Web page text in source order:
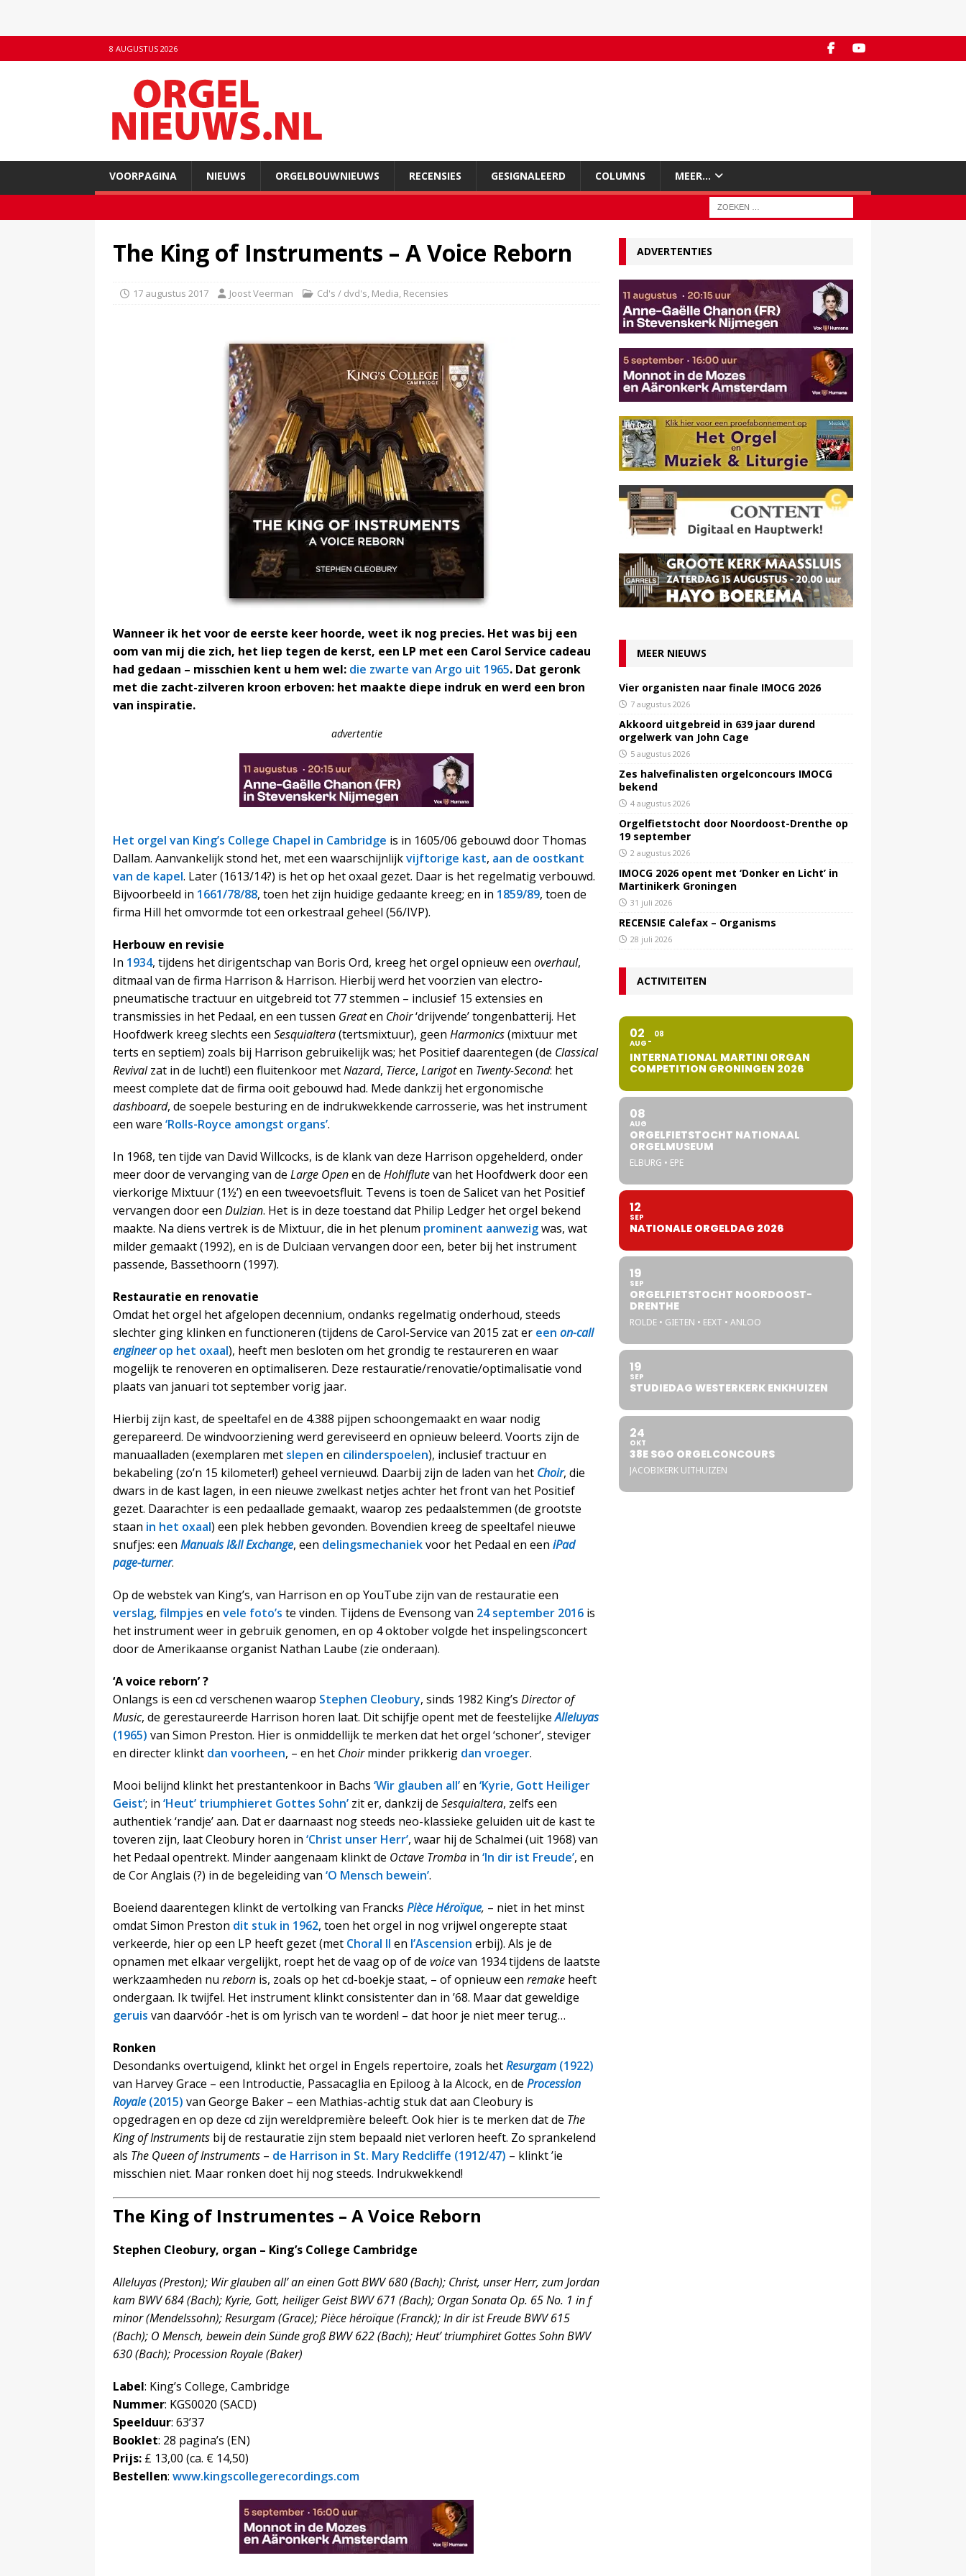
8 AUGUSTUS 2026
VOORPAGINA NIEUWS ORGELBOUWNIEUWS RECENSIES GESIGNALEERD COLUMNS MEER…
The King of Instruments – A Voice Reborn
17 augustus 2017 Joost Veerman Cd's / dvd's, Media, Recensies
Wanneer ik het voor de eerste keer hoorde, weet ik nog precies. Het was bij een
oom van mij die zich, het liep tegen de kerst, een LP met een Carol Service cadeau
had gedaan – misschien kent u hem wel: die zwarte van Argo uit 1965. Dat geronk
met die zacht-zilveren kroon erboven: het maakte diepe indruk en werd een bron
van inspiratie.
advertentie
Het orgel van King’s College Chapel in Cambridge is in 1605/06 gebouwd door Thomas
Dallam. Aanvankelijk stond het, met een waarschijnlijkvijftorige kast, aan de oostkant
van de kapel. Later (1613/14?) is het op het oxaal gezet. Daar is het regelmatig verbouwd.
Bijvoorbeeld in 1661/78/88, toen het zijn huidige gedaante kreeg; en in 1859/89, toen de
firma Hill het omvormde tot een orkestraal geheel (56/IVP).
Herbouw en revisie
In 1934, tijdens het dirigentschap van Boris Ord, kreeg het orgel opnieuw een overhaul,
ditmaal van de firma Harrison & Harrison. Hierbij werd het voorzien van electro-
pneumatische tractuur en uitgebreid tot 77 stemmen – inclusief 15 extensies en
transmissies in het Pedaal, en een tussen Greaten Choir‘drijvende’ tongenbatterij. Het
Hoofdwerk kreeg slechts een Sesquialtera(tertsmixtuur), geen Harmonics(mixtuur met
terts en septiem) zoals bij Harrison gebruikelijk was; het Positief daarentegen (de Classical
Revivalzat in de lucht!) een fluitenkoor metNazard, Tierce, Larigoten Twenty-Second: het
meest complete dat de firma ooit gebouwd had. Mede dankzij het ergonomische
dashboard, de soepele besturing en de indrukwekkende carrosserie, was het instrument
een ware ‘Rolls-Royce amongst organs’.
In 1968, ten tijde van David Willcocks, is de klank van deze Harrison opgehelderd, onder
meer door de vervanging van de Large Openen de Hohlflutevan het Hoofdwerk door een
vierkorige Mixtuur (1½’) en een tweevoetsfluit. Tevens is toen de Salicet van het Positief
vervangen door een Dulzian. Het is in deze toestand dat Philip Ledger het orgel bekend
maakte. Na diens vertrek is de Mixtuur, die in het plenum prominent aanwezigwas, wat
milder gemaakt (1992), en is de Dulciaan vervangen door een, beter bij het instrument
passende, Bassethoorn (1997).
Restauratie en renovatie
Omdat het orgel het afgelopen decennium, ondanks regelmatig onderhoud, steeds
slechter ging klinken en functioneren (tijdens de Carol-Service van 2015 zat er een on-call
engineerop het oxaal), heeft men besloten om het grondig te restaureren en waar
mogelijk te renoveren en optimaliseren. Deze restauratie/renovatie/optimalisatie vond
plaats van januari tot september vorig jaar.
Hierbij zijn kast, de speeltafel en de 4.388 pijpen schoongemaakt en waar nodig
gerepareerd. De windvoorziening werd gereviseerd en opnieuw beleerd. Voorts zijn de
manuaalladen (exemplaren met slepen en cilinderspoelen), inclusief tractuur en
bekabeling (zo’n 15 kilometer!) geheel vernieuwd. Daarbij zijn de laden van het Choir, die
dwars in de kast lagen, in een nieuwe zwelkast netjes achter het front van het Positief
gezet. Daarachter is een pedaallade gemaakt, waarop zes pedaalstemmen (de grootste
staan in het oxaal) een plek hebben gevonden. Bovendien kreeg de speeltafel nieuwe
snufjes: een Manuals I&II Exchange, een delingsmechaniekvoor het Pedaal en een iPad
page-turner.
Op de webstek van King’s, van Harrison en op YouTube zijn van de restauratie een
verslag, filmpjes en vele foto’s te vinden. Tijdens de Evensong van 24 september 2016 is
het instrument weer in gebruik genomen, en op 4 oktober volgde het inspelingsconcert
door de Amerikaanse organist Nathan Laube (zie onderaan).
‘A voice reborn’ ?
Onlangs is een cd verschenen waarop Stephen Cleobury, sinds 1982 King’s Director of
Music, de gerestaureerde Harrison horen laat. Dit schijfje opent met de feestelijkeAlleluyas
(1965) van Simon Preston. Hier is onmiddellijk te merken dat het orgel ‘schoner’, steviger
en directer klinkt dan voorheen, – en het Choirminder prikkerig dan vroeger.
Mooi belijnd klinkt het prestantenkoor in Bachs ‘Wir glauben all’en ‘Kyrie, Gott Heiliger
Geist’; in ‘Heut’ triumphieret Gottes Sohn’ zit er, dankzij de Sesquialtera, zelfs een
authentiek ‘randje’ aan. Dat er daarnaast nog steeds neo-klassieke geluiden uit de kast te
toveren zijn, laat Cleobury horen in ‘Christ unser Herr’, waar hij de Schalmei (uit 1968) van
het Pedaal opentrekt. Minder aangenaam klinkt de Octave Tromba in ‘In dir ist Freude’, en
de Cor Anglais (?) in de begeleiding van ‘O Mensch bewein’.
Boeiend daarentegen klinkt de vertolking van Francks Pièce Héroïque, – niet in het minst
omdat Simon Preston dit stuk in 1962, toen het orgel in nog vrijwel ongerepte staat
verkeerde, hier op een LP heeft gezet (met Choral II en l’Ascension erbij). Als je de
opnamen met elkaar vergelijkt, roept het de vaag op of de voicevan 1934 tijdens de laatste
werkzaamheden nu reborn is, zoals op het cd-boekje staat, – of opnieuw een remake heeft
ondergaan. Ik twijfel. Het instrument klinkt consistenter dan in ’68. Maar dat geweldige
geruis van daarvóór -het is om lyrisch van te worden! – dat hoor je niet meer terug…
Ronken
Desondanks overtuigend, klinkt het orgel in Engels repertoire, zoals hetResurgam (1922)
van Harvey Grace – een Introductie, Passacaglia en Epiloog à la Alcock, en de Procession
Royale (2015) van George Baker – een Mathias-achtig stuk dat aan Cleobury is
opgedragen en op deze cd zijn wereldpremière beleeft. Ook hier is te merken dat de The
King of Instruments bij de restauratie zijn stem bepaald niet verloren heeft. Zo sprankelend
als The Queen of Instruments – de Harrison in St. Mary Redcliffe (1912/47) – klinkt ’ie
misschien niet. Maar ronken doet hij nog steeds. Indrukwekkend!
The King of Instrumentes – A Voice Reborn
Stephen Cleobury, organ – King’s College Cambridge
Alleluyas (Preston); Wir glauben all’ an einen Gott BWV 680 (Bach); Christ, unser Herr, zum Jordan
kam BWV 684 (Bach); Kyrie, Gott, heiliger Geist BWV 671 (Bach); Organ Sonata Op. 65 No. 1 in f
minor (Mendelssohn); Resurgam (Grace); Pièce héroïque (Franck); In dir ist Freude BWV 615
(Bach); O Mensch, bewein dein Sünde groß BWV 622 (Bach); Heut’ triumphiret Gottes Sohn BWV
630 (Bach); Procession Royale (Baker)
Label: King’s College, Cambridge
Nummer: KGS0020 (SACD)
Speelduur: 63’37
Booklet: 28 pagina’s (EN)
Prijs: £ 13,00 (ca. € 14,50)
Bestellen: www.kingscollegerecordings.com
ADVERTENTIES
MEER NIEUWS
Vier organisten naar finale IMOCG 2026
7 augustus 2026
Akkoord uitgebreid in 639 jaar durend
orgelwerk van John Cage
5 augustus 2026
Zes halvefinalisten orgelconcours IMOCG
bekend
4 augustus 2026
Orgelfietstocht door Noordoost-Drenthe op
19 september
2 augustus 2026
IMOCG 2026 opent met ‘Donker en Licht’ in
Martinikerk Groningen
31 juli 2026
RECENSIE Calefax – Organisms
28 juli 2026
ACTIVITEITEN
02
AUG
08
INTERNATIONAL MARTINI ORGAN
COMPETITION GRONINGEN 2026
08
AUG
ORGELFIETSTOCHT NATIONAAL
ORGELMUSEUM
ELBURG • EPE
12
SEP
NATIONALE ORGELDAG 2026
19
SEP
ORGELFIETSTOCHT NOORDOOST-
DRENTHE
ROLDE • GIETEN • EEXT • ANLOO
19
SEP
STUDIEDAG WESTERKERK ENKHUIZEN
24
OKT
38E SGO ORGELCONCOURS
JACOBIKERK UITHUIZEN